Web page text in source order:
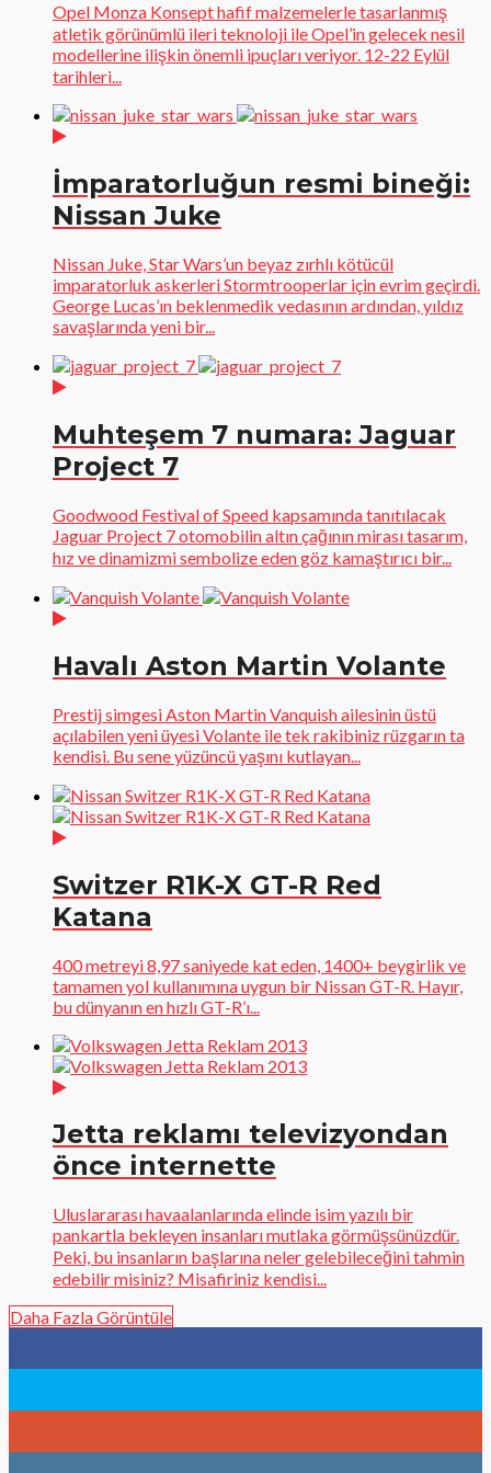
Opel Monza Konsept hafif malzemelerle tasarlanmış
atletik görünümlü ileri teknoloji ile Opel’in gelecek nesil
modellerine ilişkin önemli ipuçları veriyor. 12-22 Eylül
tarihleri...
İmparatorluğun resmi bineği:
Nissan Juke
Nissan Juke, Star Wars’un beyaz zırhlı kötücül
imparatorluk askerleri Stormtrooperlar için evrim geçirdi.
George Lucas’ın beklenmedik vedasının ardından, yıldız
savaşlarında yeni bir...
Muhteşem 7 numara: Jaguar
Project 7
Goodwood Festival of Speed kapsamında tanıtılacak
Jaguar Project 7 otomobilin altın çağının mirası tasarım,
hız ve dinamizmi sembolize eden göz kamaştırıcı bir...
Havalı Aston Martin Volante
Prestij simgesi Aston Martin Vanquish ailesinin üstü
açılabilen yeni üyesi Volante ile tek rakibiniz rüzgarın ta
kendisi. Bu sene yüzüncü yaşını kutlayan...
Switzer R1K-X GT-R Red
Katana
400 metreyi 8,97 saniyede kat eden, 1400+ beygirlik ve
tamamen yol kullanımına uygun bir Nissan GT-R. Hayır,
bu dünyanın en hızlı GT-R’ı...
Jetta reklamı televizyondan
önce internette
Uluslararası havaalanlarında elinde isim yazılı bir
pankartla bekleyen insanları mutlaka görmüşsünüzdür.
Peki, bu insanların başlarına neler gelebileceğini tahmin
edebilir misiniz? Misafiriniz kendisi...
Daha Fazla Görüntüle